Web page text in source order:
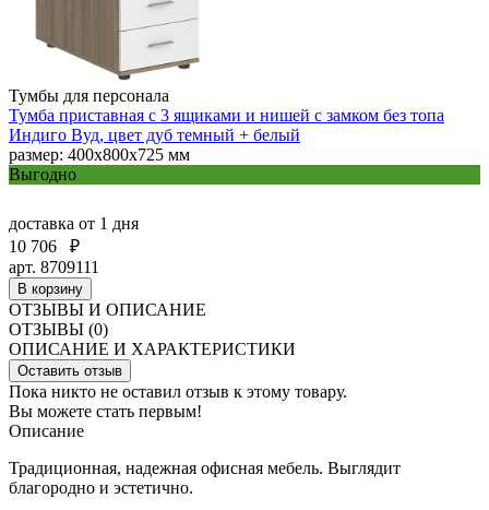
Тумбы для персонала
Тумба приставная с 3 ящиками и нишей с замком без топа
Индиго Вуд, цвет дуб темный + белый
размер: 400х800х725 мм
Выгодно
доставка от 1 дня
10 706
₽
арт. 8709111
В корзину
ОТЗЫВЫ И ОПИСАНИЕ
ОТЗЫВЫ (0)
ОПИСАНИЕ И ХАРАКТЕРИСТИКИ
Оставить отзыв
Пока никто не оставил отзыв к этому товару.
Вы можете стать первым!
Описание
Традиционная, надежная офисная мебель. Выглядит
благородно и эстетично.